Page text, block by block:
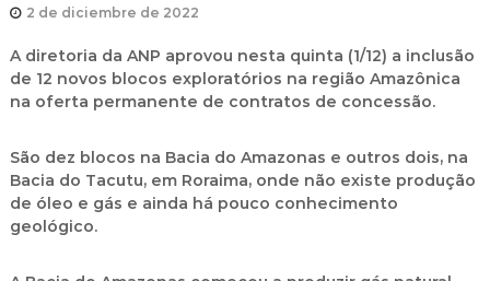
2 de diciembre de 2022
A diretoria da ANP aprovou nesta quinta (1/12) a inclusão
de 12 novos blocos exploratórios na região Amazônica
na oferta permanente de contratos de concessão.
São dez blocos na Bacia do Amazonas e outros dois, na
Bacia do Tacutu, em Roraima, onde não existe produção
de óleo e gás e ainda há pouco conhecimento
geológico.